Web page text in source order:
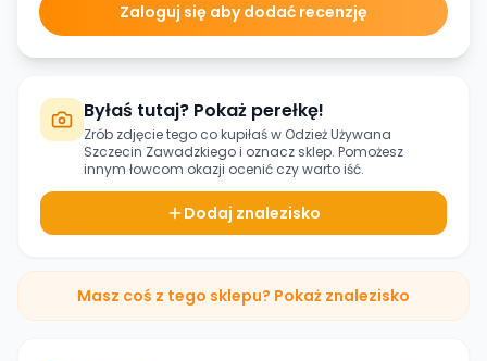
Zaloguj się aby dodać recenzję
Byłaś tutaj? Pokaż perełkę!
Zrób zdjęcie tego co kupiłaś w Odzież Używana
Szczecin Zawadzkiegoi oznacz sklep. Pomożesz
innym łowcom okazji ocenić czy warto iść.
Dodaj znalezisko
Masz coś z tego sklepu? Pokaż znalezisko